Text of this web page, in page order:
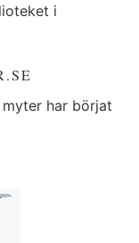
i
har börjat